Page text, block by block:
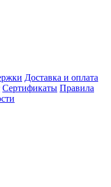
Доставка и оплата
Сертификаты Правила